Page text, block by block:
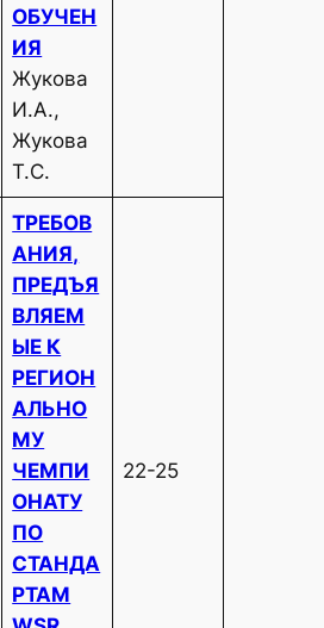
ОБУЧЕН
ИЯ
Жукова
И.А.,
Жукова
Т.С.
ТРЕБОВ
АНИЯ,
ПРЕДЪЯ
ВЛЯЕМ
ЫЕ К
РЕГИОН
АЛЬНО
МУ
ЧЕМПИ
ОНАТУ
ПО
СТАНДА
РТАМ
22-25